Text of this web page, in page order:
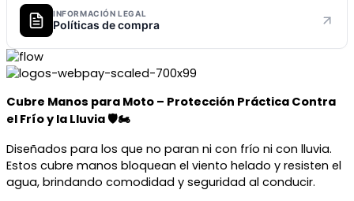
INFORMACIÓN LEGAL
Políticas de compra
Cubre Manos para Moto – Protección Práctica Contra
el Frío y la Lluvia 🛡️🏍️
Diseñados para los que no paran ni con frío ni con lluvia.
Estos cubre manos bloquean el viento helado y resisten el
agua, brindando comodidad y seguridad al conducir.